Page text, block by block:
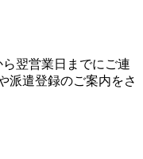
翌営業日までにご連
派遣登録のご案内をさ